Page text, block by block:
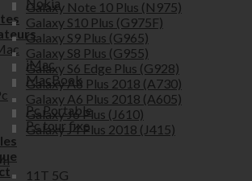
iMac
MacBook
Pc Portable
Pc tour fixe
Galaxy Note 10 Plus (N975)
Galaxy S10 Plus (G975F)
Galaxy S9 Plus (G965)
Galaxy S8 Plus (G955)
Galaxy S6 Edge Plus (G928)
Galaxy A8 Plus 2018 (A730)
Galaxy A6 Plus 2018 (A605)
Galaxy J6 Plus (J610)
Galaxy J4 Plus 2018 (J415)
11T 5G